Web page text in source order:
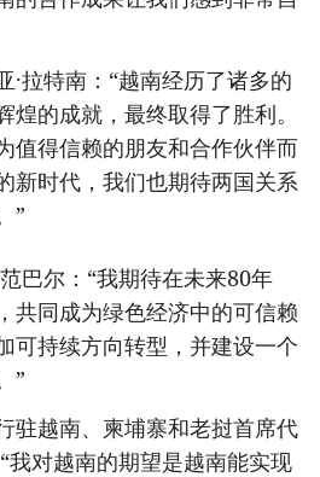
·拉特南：“越南经历了诸多的
的成就，最终取得了胜利。
值得信赖的朋友和合作伙伴而
新时代，我们也期待两国关系
”
巴尔：“我期待在未来80年
共同成为绿色经济中的可信赖
可持续方向转型，并建设一个
”
驻越南、柬埔寨和老挝首席代
我对越南的期望是越南能实现